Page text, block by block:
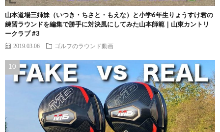
山本道場三姉妹（いつき・ちさと・もえな）と小学6年生りょうすけ君の
練習ラウンドを編集で勝手に対決風にしてみた山本師範｜山東カントリ
ークラブ #3
2019.03.06 ゴルフのラウンド動画